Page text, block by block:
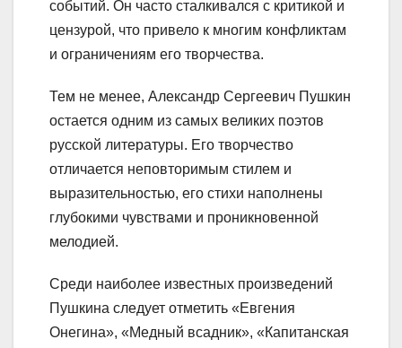
событий. Он часто сталкивался с критикой и
цензурой, что привело к многим конфликтам
и ограничениям его творчества.
Тем не менее, Александр Сергеевич Пушкин
остается одним из самых великих поэтов
русской литературы. Его творчество
отличается неповторимым стилем и
выразительностью, его стихи наполнены
глубокими чувствами и проникновенной
мелодией.
Среди наиболее известных произведений
Пушкина следует отметить «Евгения
Онегина», «Медный всадник», «Капитанская